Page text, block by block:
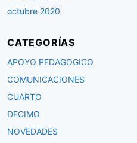
octubre 2020
CATEGORÍAS
APOYO PEDAGOGICO
COMUNICACIONES
CUARTO
DECIMO
NOVEDADES